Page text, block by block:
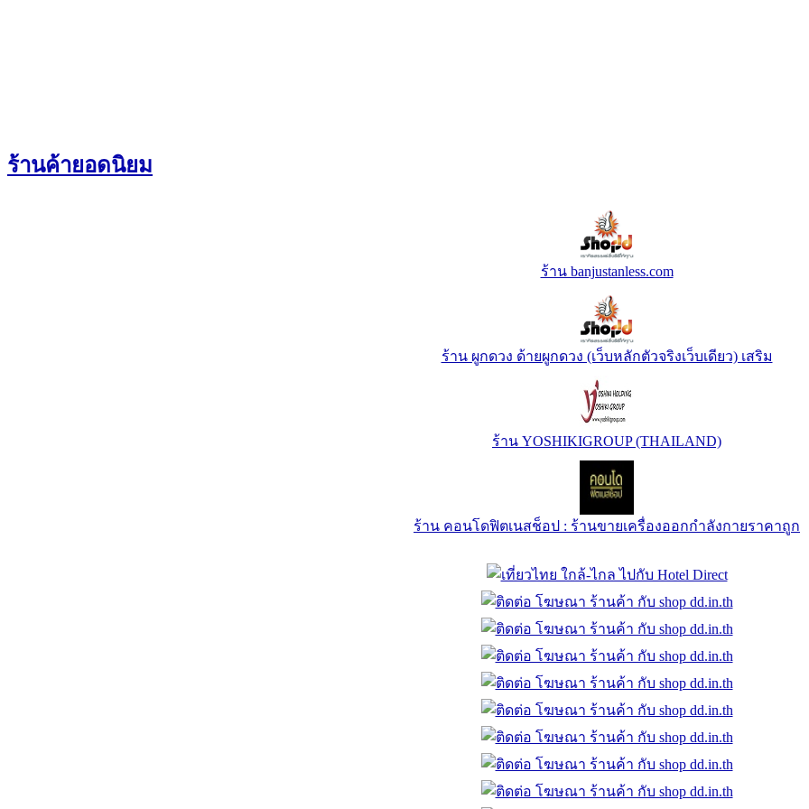
ร้านค้ายอดนิยม
ร้าน banjustanless.com
ร้าน ผูกดวง ด้ายผูกดวง (เว็บหลักตัวจริงเว็บเดียว) เสริม
ร้าน YOSHIKIGROUP (THAILAND)
ร้าน คอนโดฟิตเนสช็อป : ร้านขายเครื่องออกกำลังกายราคาถูก